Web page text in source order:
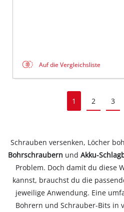
Auf die Vergleichsliste
1 2 3
Schrauben versenken, Löcher
Bohrschraubern und Akku-
Problem. Doch damit du diese
kannst, brauchst du die
jeweilige Anwendung. Eine
Bohrern und Schrauber-Bits in